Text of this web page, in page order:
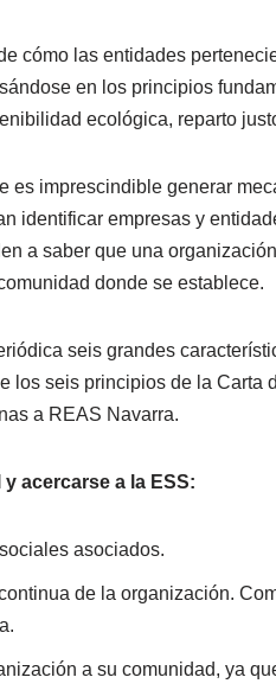
cómo las entidades
en los principios
ecológica, reparto
es imprescindible generar
identificar empresas y
a saber que una
donde se establece.
seis grandes
los seis principios de la Carta
a REAS Navarra.
acercarse a la ESS:
asociados.
de la organización.
a su comunidad, ya